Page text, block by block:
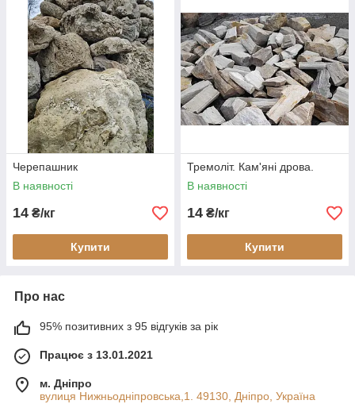
Черепашник
В наявності
14 ₴/кг
Купити
Тремоліт. Кам'яні дрова.
В наявності
14 ₴/кг
Купити
Про нас
95% позитивних з 95 відгуків за рік
Працює з 13.01.2021
м. Дніпро
вулиця Нижньодніпровська,1. 49130, Дніпро, Україна